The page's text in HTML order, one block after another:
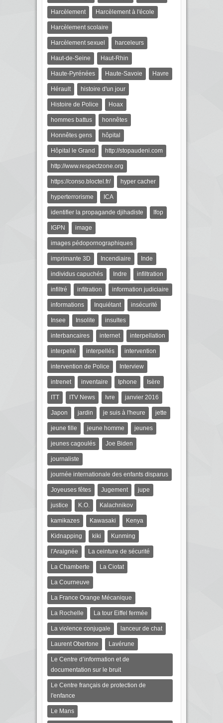
Harcèlement Harcèlement à l'école
Harcèlement scolaire
Harcèlement sexuel harceleurs
Haut-de-Seine Haut-Rhin
Haute-Pyrénées Haute-Savoie Havre
Hérault histoire d'un jour
Histoire de Police Hoax
hommes battus honnêtes
Honnêtes gens hôpital
Hôpital le Grand http://stopaudeni.com
http://www.respectzone.org
https://conso.bloctel.fr/ hyper cacher
hyperterrorisme ICA
identifier la propagande djihadiste Ifop
IGPN image
images pédopornographiques
imprimante 3D Incendiaire Inde
individus capuchés Indre infiltration
infiltré infitration information judiciaire
informations Inquiétant insécurité
Insee Insolite insultes
interbancaires internet interpellation
interpellé interpellés intervention
intervention de Police Interview
intrenet inventaire Iphone Isère
ITT ITV News Ivre janvier 2016
Japon jardin je suis à l'heure jette
jeune fille jeune homme jeunes
jeunes cagoulés Joe Biden
journaliste
journée internationale des enfants disparus
Joyeuses fêtes Jugement jupe
justice K.O. Kalachnikov
kamikazes Kawasaki Kenya
Kidnapping kiki Kunming
l'Araignée La ceinture de sécurité
La Chamberte La Ciotat
La Courneuve
La France Orange Mécanique
La Rochelle La tour Eiffel fermée
La violence conjugale lanceur de chat
Laurent Obertone Lavérune
Le Centre d’information et de
documentation sur le bruit
Le Centre français de protection de
l'enfance
Le Mans